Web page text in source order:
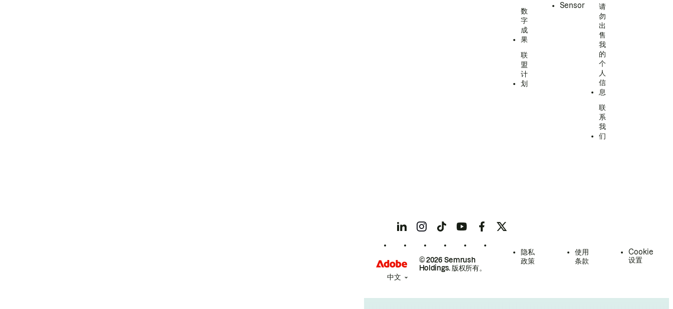
数
字
成
果
联
盟
计
划
Sensor
请
勿
出
售
我
的
个
人
信
息
联
系
我
们
© 2026 Semrush
Holdings. 版权所有。
隐私
政策
使用
条款
Cookie
设置
中文